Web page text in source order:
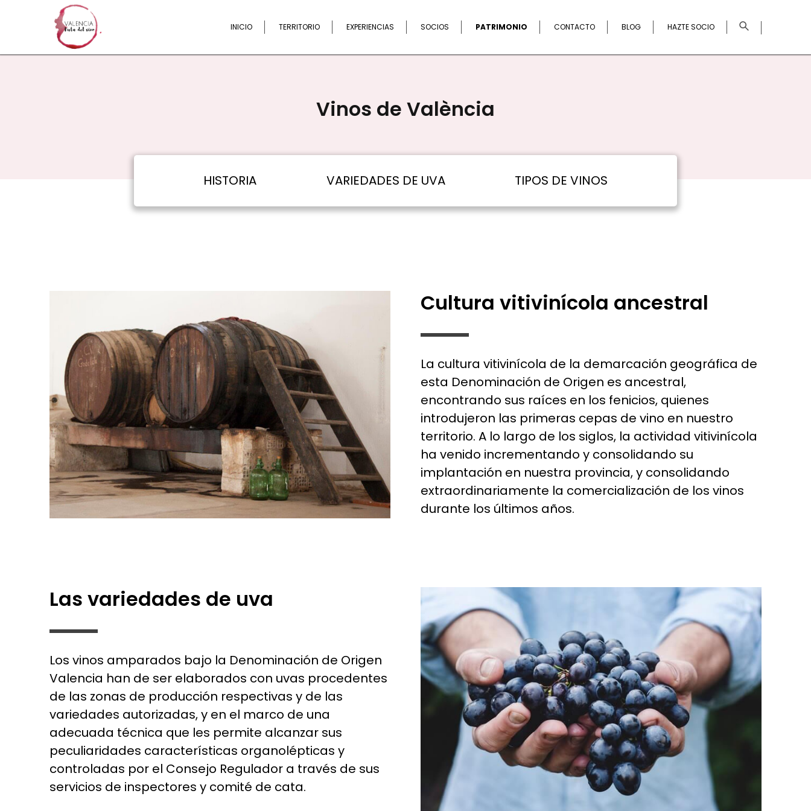
INICIO TERRITORIO EXPERIENCIAS SOCIOS PATRIMONIO CONTACTO BLOG HAZTE SOCIO ×
Vinos de València
HISTORIA VARIEDADES DE UVA TIPOS DE VINOS
Cultura vitivinícola ancestral
La cultura vitivinícola de la demarcación geográfica de
esta Denominación de Origen es ancestral,
encontrando sus raíces en los fenicios, quienes
introdujeron las primeras cepas de vino en nuestro
territorio. A lo largo de los siglos, la actividad vitivinícola
ha venido incrementando y consolidando su
implantación en nuestra provincia, y consolidando
extraordinariamente la comercialización de los vinos
durante los últimos años.
Las variedades de uva
Los vinos amparados bajo la Denominación de Origen
Valencia han de ser elaborados con uvas procedentes
de las zonas de producción respectivas y de las
variedades autorizadas, y en el marco de una
adecuada técnica que les permite alcanzar sus
peculiaridades características organolépticas y
controladas por el Consejo Regulador a través de sus
servicios de inspectores y comité de cata.